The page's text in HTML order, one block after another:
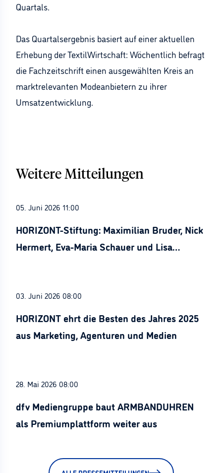
Quartals.
Das Quartalsergebnis basiert auf einer aktuellen
Erhebung der TextilWirtschaft: Wöchentlich befragt
die Fachzeitschrift einen ausgewählten Kreis an
marktrelevanten Modeanbietern zu ihrer
Umsatzentwicklung.
Weitere Mitteilungen
05. Juni 2026 11:00
HORIZONT-Stiftung: Maximilian Bruder, Nick
Hermert, Eva-Maria Schauer und Lisa
03. Juni 2026 08:00
HORIZONT ehrt die Besten des Jahres 2025
aus Marketing, Agenturen und Medien
28. Mai 2026 08:00
dfv Mediengruppe baut ARMBANDUHREN
als Premiumplattform weiter aus